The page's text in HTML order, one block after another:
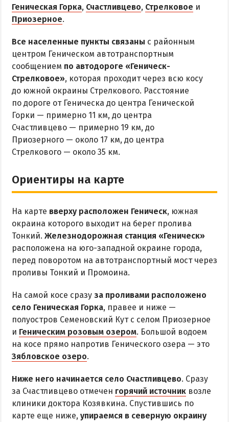
Веб-камеры Стрелкового
Карта Стрелкового
ВАЛОК
ЧАСТНЫЙ СЕКТОР
Жилье в частном секторе
ОТДЫХ С ПАЛАТКОЙ
ПЕРВАЯ ЛИНИЯ
ОТЕЛИ С БАССЕЙНОМ
ГОРЯЧИЕ ИСТОЧНИКИ
Источники в Счастливцево
Источники в Стрелковом
Арабатские Термы
Все источники Херсонщины
ЛЕЧЕНИЕ И БАЛЬНЕОЛОГИЯ
Глицериновое Озеро
Зябловское Озеро
Радоновое Озеро
Сиваш
Соленое озеро в Счастливцево
Геническая Горка, Счастливцево, Стрелковое и
Приозерное.
Все населенные пункты связаны с районным
центром Геническом автотранспортным
сообщением по автодороге «Геническ-
Стрелковое», которая проходит через всю косу
до южной окраины Стрелкового. Расстояние
по дороге от Геническа до центра Генической
Горки — примерно 11 км, до центра
Счастливцево — примерно 19 км, до
Приозерного — около 17 км, до центра
Стрелкового — около 35 км.
Ориентиры на карте
На карте вверху расположен Геническ, южная
окраина которого выходит на берег пролива
Тонкий. Железнодорожная станция «Геническ»
расположена на юго-западной окраине города,
перед поворотом на автотранспортный мост через
проливы Тонкий и Промоина.
На самой косе сразу за проливами расположено
село Геническая Горка, правее и ниже —
полуостров Семеновский Кут с селом Приозерное
и Геническим розовым озером. Большой водоем
на косе прямо напротив Генического озера — это
Зябловское озеро.
Ниже него начинается село Счастливцево. Сразу
за Счастливцево отмечен горячий источник возле
клиники доктора Козявкина. Спустившись по
карте еще ниже, упираемся в северную окраину